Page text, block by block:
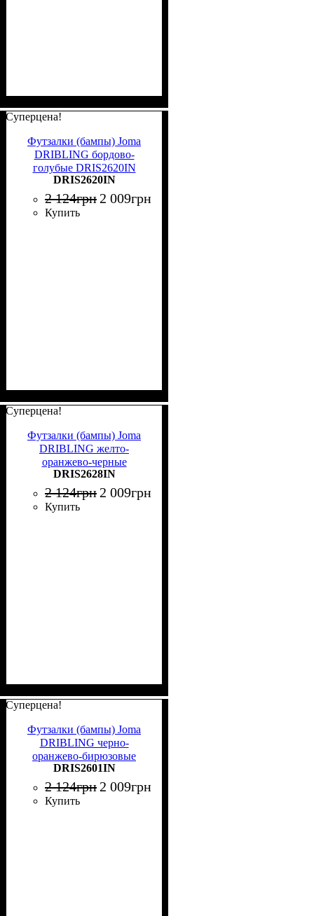
Суперцена!
Футзалки (бампы) Joma
DRIBLING бордово-
голубые DRIS2620IN
DRIS2620IN
2 124грн 2 009грн
Купить
Суперцена!
Футзалки (бампы) Joma
DRIBLING желто-
оранжево-черные
DRIS2628IN
DRIS2628IN
2 124грн 2 009грн
Купить
Суперцена!
Футзалки (бампы) Joma
DRIBLING черно-
оранжево-бирюзовые
DRIS2601IN
DRIS2601IN
2 124грн 2 009грн
Купить